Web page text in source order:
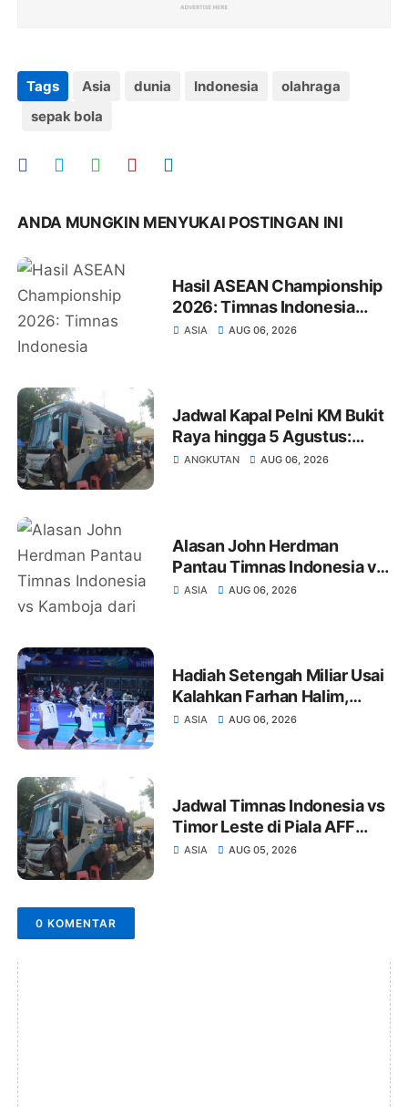
Tags Asia dunia Indonesia
olahraga
sepak bola
ANDA MUNGKIN MENYUKAI POSTINGAN INI
Hasil ASEAN Championship
2026: Timnas Indonesia
Kalahkan Kamboja 5-1,
ASIA AUG 06, 2026
Jadwal Kapal Pelni KM Bukit
Raya hingga 5 Agustus:
Rute Surabaya-Pontianak,
ANGKUTAN AUG 06, 2026
Alasan John Herdman
Pantau Timnas Indonesia vs
Kamboja dari Tribune: Cetak
ASIA AUG 06, 2026
Hadiah Setengah Miliar Usai
Kalahkan Farhan Halim,
Vietnam Tak Perlu Takut
ASIA AUG 06, 2026
Jadwal Timnas Indonesia vs
Timor Leste di Piala AFF
2026, Herdman Tekankan
ASIA AUG 05, 2026
0 KOMENTAR